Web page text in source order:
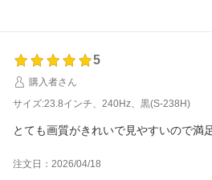
5
購入者さん
サイズ:23.8インチ、240Hz、黒(S-238H)
とても画質がきれいで見やすいので満
注文日：2026/04/18